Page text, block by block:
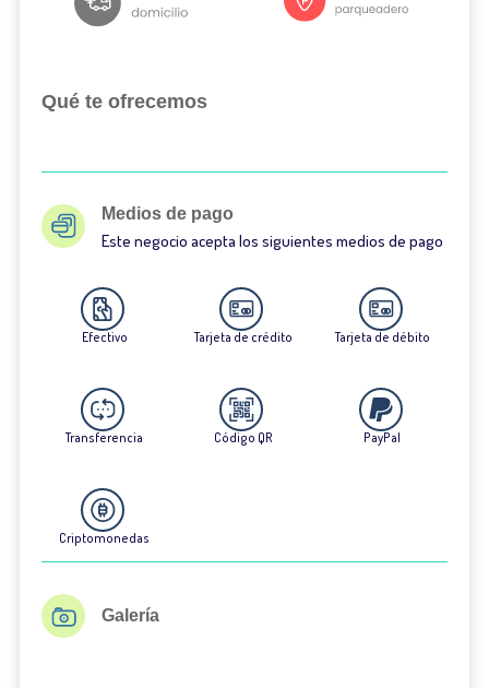
Qué te ofrecemos
Medios de pago
Este negocio acepta los siguientes medios de pago
Efectivo Tarjeta de crédito Tarjeta de débito
Transferencia Código QR PayPal
Criptomonedas
Galería